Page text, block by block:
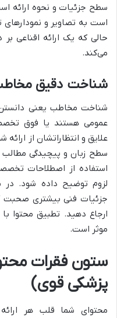
سطح جزئیات و نحوه ارائه
است به تصاویر و نمودارهای
حالی که یک ارائه اقناعی بر
می‌کند.
شناخت دقیق
شناخت مخاطب یعنی
عمومی هستند یا فوق
علایق و انتظاراتشان از
سطح زبان و پیچیدگی مطالب
استفاده از اصطلاحات
لزوم توضیح داده شود. در
جزئیات فنی بیشتری صحبت
ارجاع دهید. تطبیق محتوا
موثر است.
ستون فقرات
پزشکی قوی)
محتوای شما قلب هر